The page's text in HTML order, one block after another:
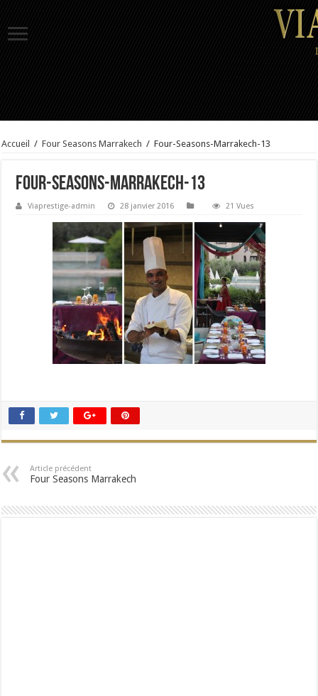
Accueil / Four Seasons Marrakech / Four-Seasons-Marrakech-13
Four-Seasons-Marrakech-13
Viaprestige-admin 28 janvier 2016 21 Vues
Article précédent
Four Seasons Marrakech